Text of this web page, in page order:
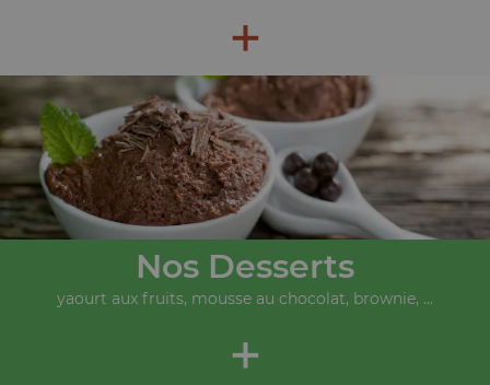
+
Nos Desserts
yaourt aux fruits, mousse au chocolat, brownie, ...
+